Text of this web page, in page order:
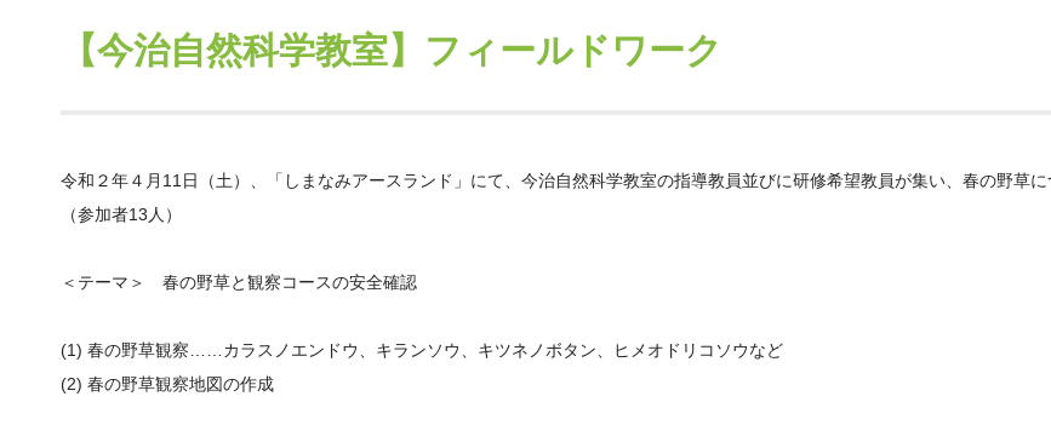
【今治自然科学教室】フィールドワーク
令和２年４月11日（土）、「しまなみアースランド」にて、今治自然科学教室の指導教員並びに研修希望教員が集い、春の野草に
（参加者13人）
＜テーマ＞ 春の野草と観察コースの安全確認
(1) 春の野草観察……カラスノエンドウ、キランソウ、キツネノボタン、ヒメオドリコソウなど
(2) 春の野草観察地図の作成